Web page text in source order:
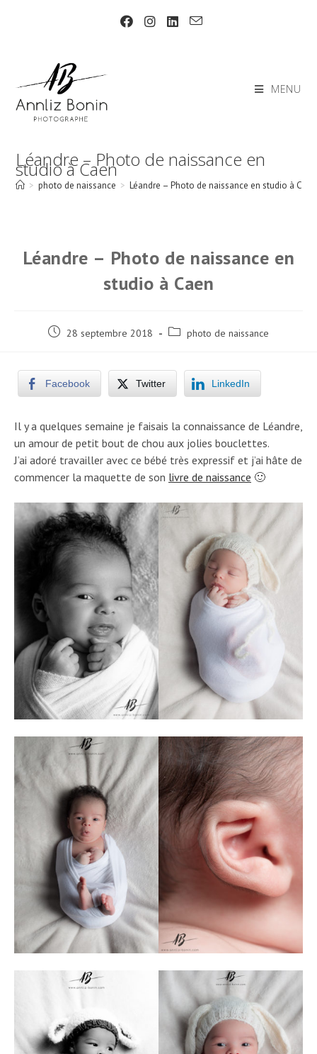
MENU
Léandre – Photo de naissance en
studio à Caen
> photo de naissance > Léandre – Photo de naissance en studio à Caen
Léandre – Photo de naissance en
studio à Caen
Post 28 septembre 2018
Post photo de naissance
Facebook Twitter LinkedIn
Il y a quelques semaine je faisais la connaissance de Léandre,
un amour de petit bout de chou aux jolies bouclettes.
J’ai adoré travailler avec ce bébé très expressif et j’ai hâte de
commencer la maquette de son livre de naissance 🙂